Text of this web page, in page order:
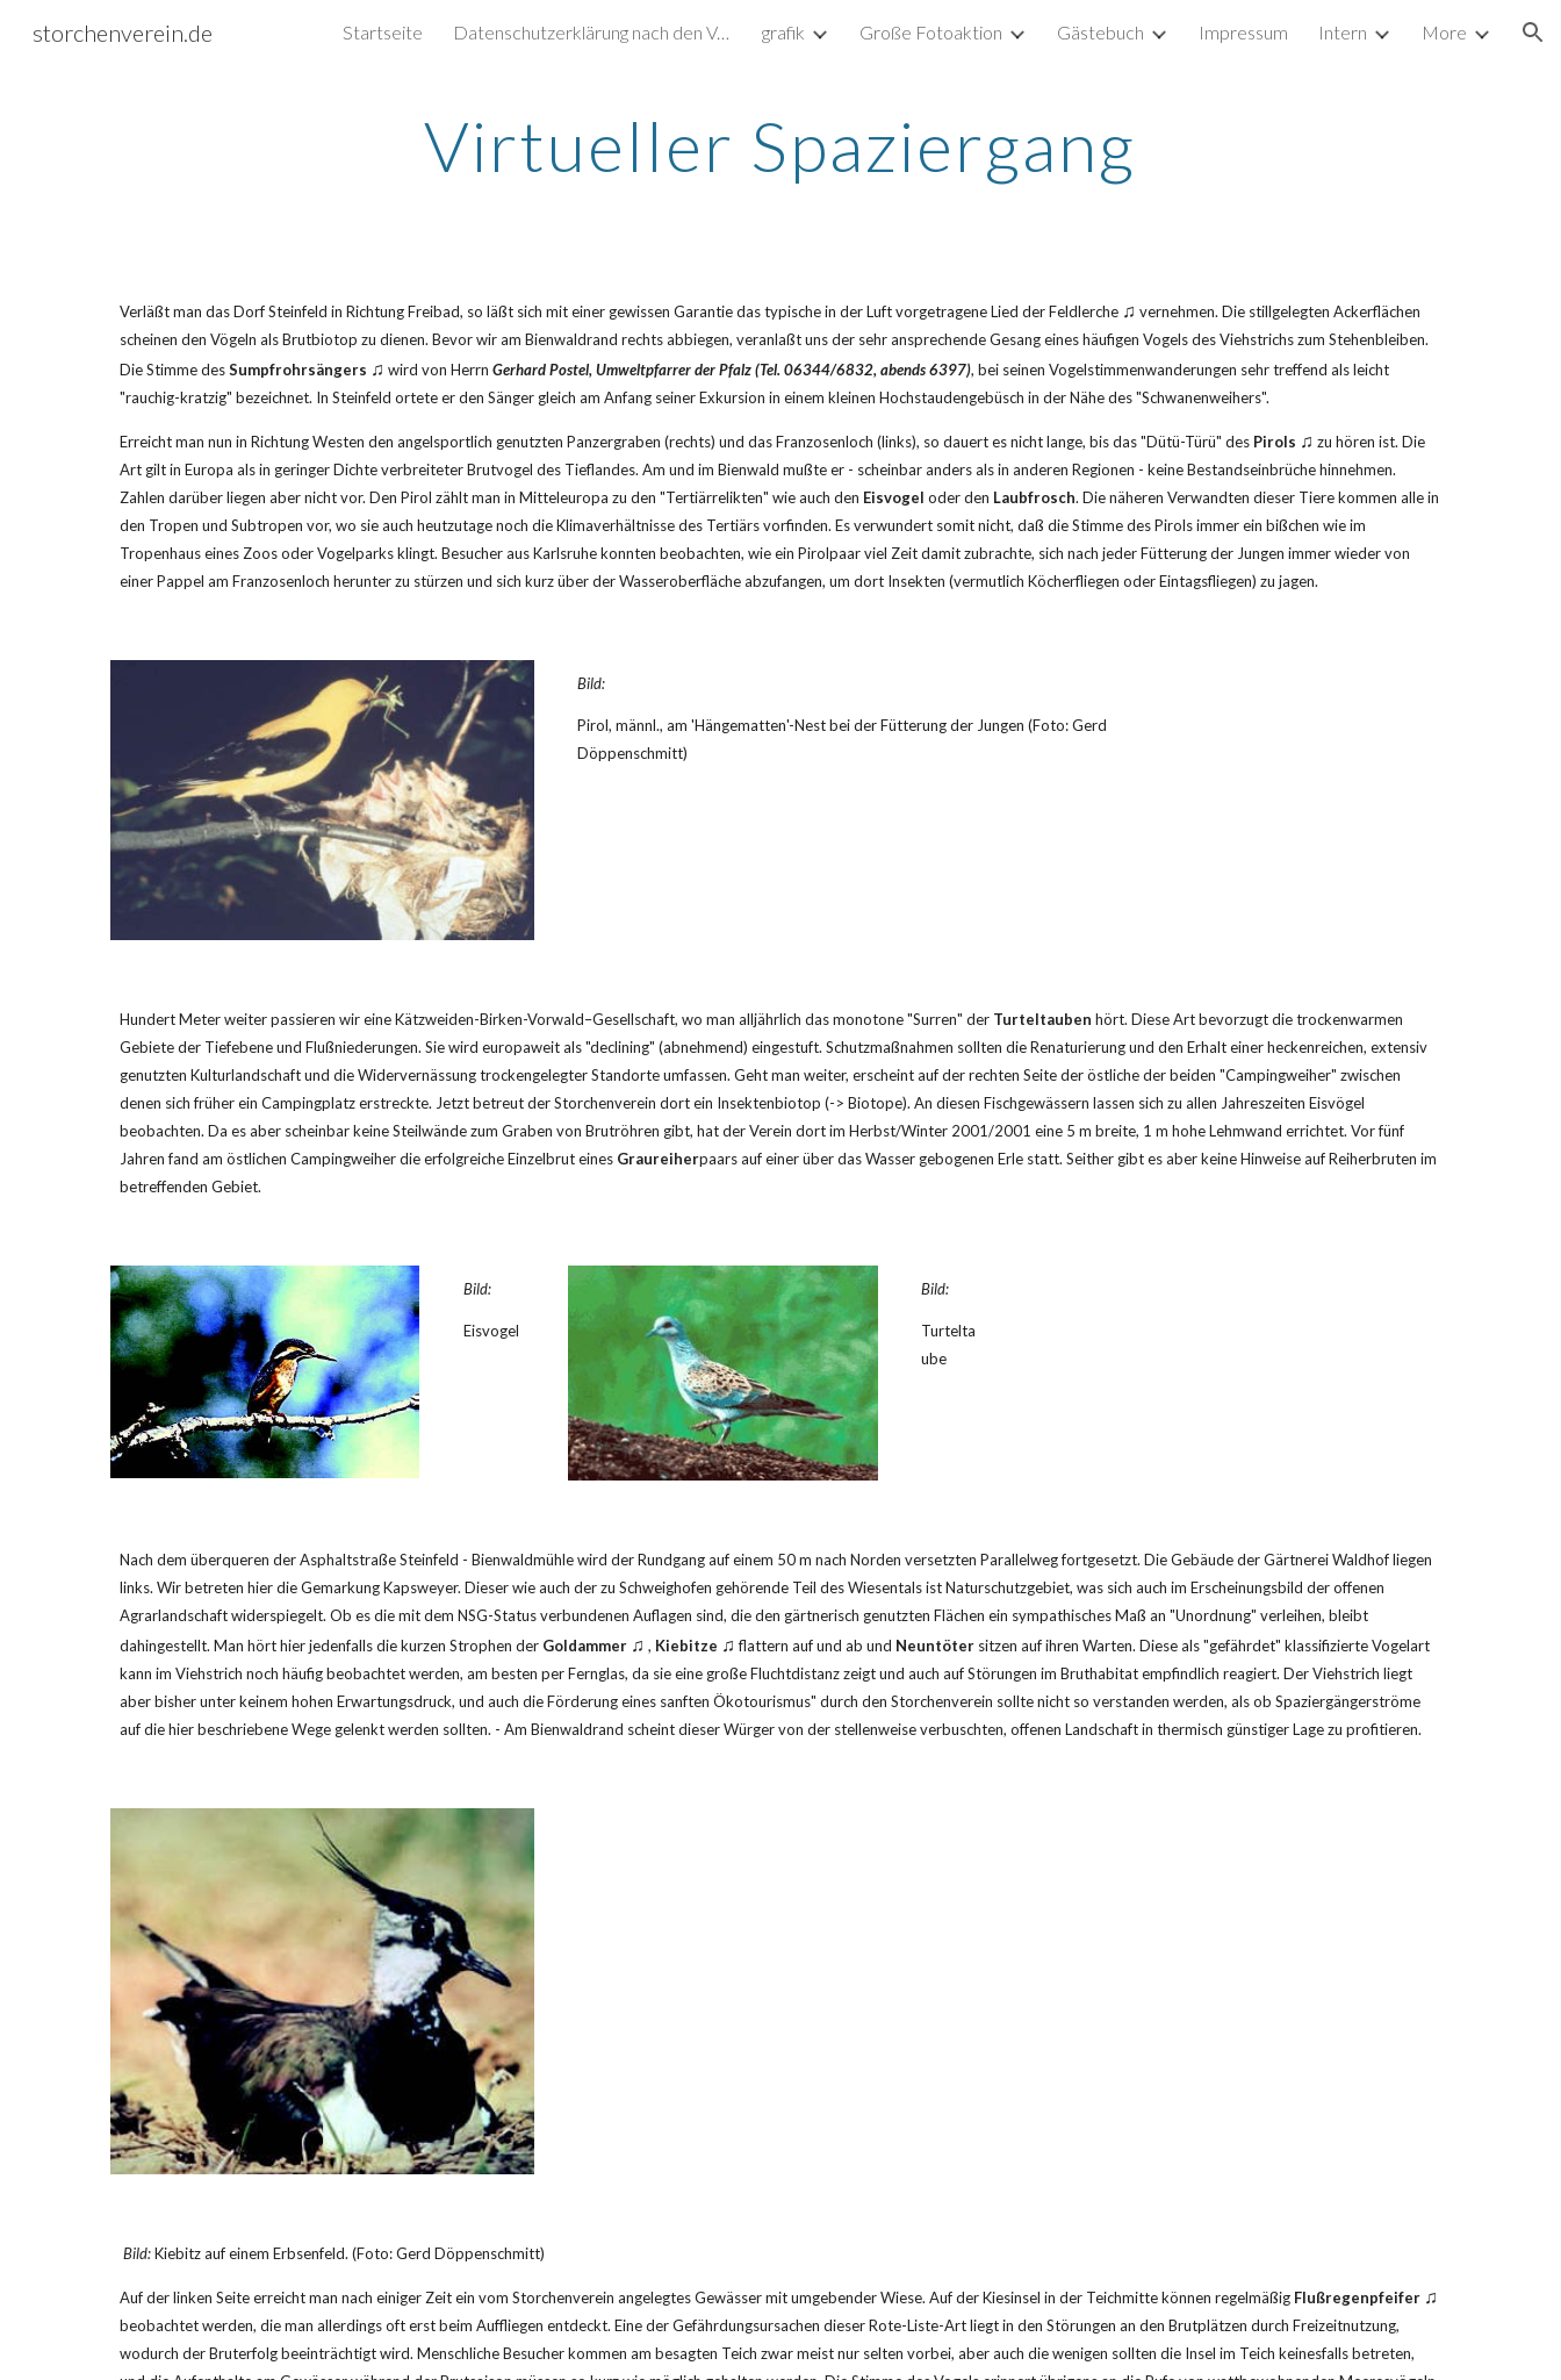
Skip to main content Skip to navigation
storchenverein.de Startseite Datenschutzerklärung nach den Vorgaben der DSGVO grafik Große Fotoaktion Gästebuch Impressum Intern More
Virtueller Spaziergang
Verläßt man das Dorf Steinfeld in Richtung Freibad, so läßt sich mit einer gewissen Garantie das typische in der Luft vorgetragene Lied der Feldlerche ♫ vernehmen. Die stillgelegten Ackerflächen
scheinen den Vögeln als Brutbiotop zu dienen. Bevor wir am Bienwaldrand rechts abbiegen, veranlaßt uns der sehr ansprechende Gesang eines häufigen Vogels des Viehstrichs zum Stehenbleiben.
Die Stimme des Sumpfrohrsängers ♫ wird von Herrn Gerhard Postel, Umweltpfarrer der Pfalz (Tel. 06344/6832, abends 6397), bei seinen Vogelstimmenwanderungen sehr treffend als leicht
"rauchig-kratzig" bezeichnet. In Steinfeld ortete er den Sänger gleich am Anfang seiner Exkursion in einem kleinen Hochstaudengebüsch in der Nähe des "Schwanenweihers".
Erreicht man nun in Richtung Westen den angelsportlich genutzten Panzergraben (rechts) und das Franzosenloch (links), so dauert es nicht lange, bis das "Dütü-Türü" des Pirols ♫ zu hören ist. Die
Art gilt in Europa als in geringer Dichte verbreiteter Brutvogel des Tieflandes. Am und im Bienwald mußte er - scheinbar anders als in anderen Regionen - keine Bestandseinbrüche hinnehmen.
Zahlen darüber liegen aber nicht vor. Den Pirol zählt man in Mitteleuropa zu den "Tertiärrelikten" wie auch den Eisvogel oder den Laubfrosch. Die näheren Verwandten dieser Tiere kommen alle in
den Tropen und Subtropen vor, wo sie auch heutzutage noch die Klimaverhältnisse des Tertiärs vorfinden. Es verwundert somit nicht, daß die Stimme des Pirols immer ein bißchen wie im
Tropenhaus eines Zoos oder Vogelparks klingt. Besucher aus Karlsruhe konnten beobachten, wie ein Pirolpaar viel Zeit damit zubrachte, sich nach jeder Fütterung der Jungen immer wieder von
einer Pappel am Franzosenloch herunter zu stürzen und sich kurz über der Wasseroberfläche abzufangen, um dort Insekten (vermutlich Köcherfliegen oder Eintagsfliegen) zu jagen.
Bild:
Pirol, männl., am 'Hängematten'-Nest bei der Fütterung der Jungen (Foto: Gerd
Döppenschmitt)
Hundert Meter weiter passieren wir eine Kätzweiden-Birken-Vorwald–Gesellschaft, wo man alljährlich das monotone "Surren" der Turteltauben hört. Diese Art bevorzugt die trockenwarmen
Gebiete der Tiefebene und Flußniederungen. Sie wird europaweit als "declining" (abnehmend) eingestuft. Schutzmaßnahmen sollten die Renaturierung und den Erhalt einer heckenreichen, extensiv
genutzten Kulturlandschaft und die Widervernässung trockengelegter Standorte umfassen. Geht man weiter, erscheint auf der rechten Seite der östliche der beiden "Campingweiher" zwischen
denen sich früher ein Campingplatz erstreckte. Jetzt betreut der Storchenverein dort ein Insektenbiotop (-> Biotope). An diesen Fischgewässern lassen sich zu allen Jahreszeiten Eisvögel
beobachten. Da es aber scheinbar keine Steilwände zum Graben von Brutröhren gibt, hat der Verein dort im Herbst/Winter 2001/2001 eine 5 m breite, 1 m hohe Lehmwand errichtet. Vor fünf
Jahren fand am östlichen Campingweiher die erfolgreiche Einzelbrut eines Graureiherpaars auf einer über das Wasser gebogenen Erle statt. Seither gibt es aber keine Hinweise auf Reiherbruten im
betreffenden Gebiet.
Bild:
Eisvogel
Bild:
Turtelta
ube
Nach dem überqueren der Asphaltstraße Steinfeld - Bienwaldmühle wird der Rundgang auf einem 50 m nach Norden versetzten Parallelweg fortgesetzt. Die Gebäude der Gärtnerei Waldhof liegen
links. Wir betreten hier die Gemarkung Kapsweyer. Dieser wie auch der zu Schweighofen gehörende Teil des Wiesentals ist Naturschutzgebiet, was sich auch im Erscheinungsbild der offenen
Agrarlandschaft widerspiegelt. Ob es die mit dem NSG-Status verbundenen Auflagen sind, die den gärtnerisch genutzten Flächen ein sympathisches Maß an "Unordnung" verleihen, bleibt
dahingestellt. Man hört hier jedenfalls die kurzen Strophen der Goldammer ♫ , Kiebitze ♫ flattern auf und ab und Neuntöter sitzen auf ihren Warten. Diese als "gefährdet" klassifizierte Vogelart
kann im Viehstrich noch häufig beobachtet werden, am besten per Fernglas, da sie eine große Fluchtdistanz zeigt und auch auf Störungen im Bruthabitat empfindlich reagiert. Der Viehstrich liegt
aber bisher unter keinem hohen Erwartungsdruck, und auch die Förderung eines sanften Ökotourismus" durch den Storchenverein sollte nicht so verstanden werden, als ob Spaziergängerströme
auf die hier beschriebene Wege gelenkt werden sollten. - Am Bienwaldrand scheint dieser Würger von der stellenweise verbuschten, offenen Landschaft in thermisch günstiger Lage zu profitieren.
Bild: Kiebitz auf einem Erbsenfeld. (Foto: Gerd Döppenschmitt)
Auf der linken Seite erreicht man nach einiger Zeit ein vom Storchenverein angelegtes Gewässer mit umgebender Wiese. Auf der Kiesinsel in der Teichmitte können regelmäßig Flußregenpfeifer ♫
beobachtet werden, die man allerdings oft erst beim Auffliegen entdeckt. Eine der Gefährdungsursachen dieser Rote-Liste-Art liegt in den Störungen an den Brutplätzen durch Freizeitnutzung,
wodurch der Bruterfolg beeinträchtigt wird. Menschliche Besucher kommen am besagten Teich zwar meist nur selten vorbei, aber auch die wenigen sollten die Insel im Teich keinesfalls betreten,